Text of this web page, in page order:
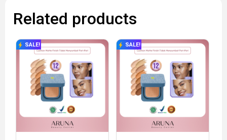
Related products
SALE! SALE!